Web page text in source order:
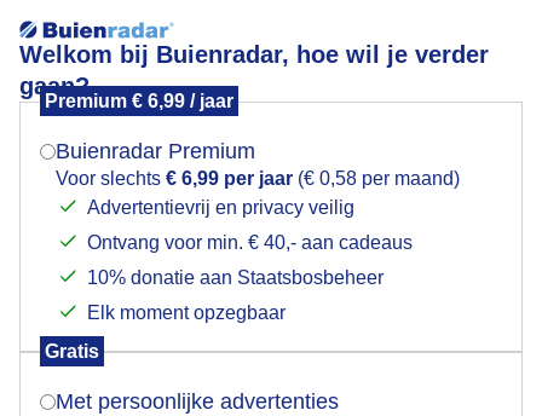
Welkom bij Buienradar, hoe wil je verder
gaan?
Premium € 6,99 / jaar
Buienradar Premium
Voor slechts € 6,99 per jaar (€ 0,58 per maand)
Advertentievrij en privacy veilig
Ontvang voor min. € 40,- aan cadeaus
10% donatie aan Staatsbosbeheer
Elk moment opzegbaar
Gratis
Met persoonlijke advertenties
opklarend
Mogen we je locatie gebruiken voor het
Indien je hier nog geen akkoord op hebt gegeven,
verschijnt er zo een pop-up uit je browser waarin
Is goed, toon de popup